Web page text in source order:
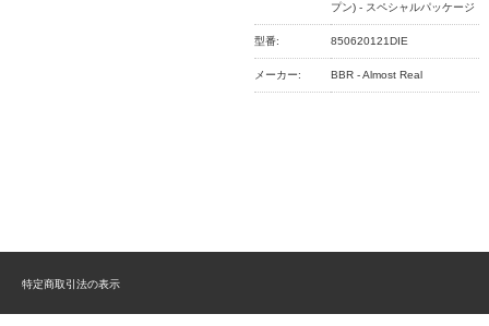
プン) - スペシャルパッケージ
型番: 850620121DIE
メーカー: BBR - Almost Real
特定商取引法の表示